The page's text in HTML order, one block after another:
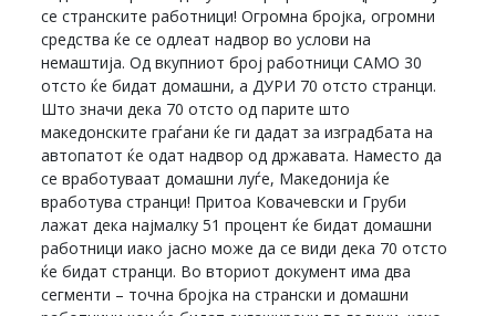
се странските работници! Огромна бројка, огромни
средства ќе се одлеат надвор во услови на
немаштија. Од вкупниот број работници САМО 30
отсто ќе бидат домашни, а ДУРИ 70 отсто странци.
Што значи дека 70 отсто од парите што
македонските граѓани ќе ги дадат за изградбата на
автопатот ќе одат надвор од државата. Наместо да
се вработуваат домашни луѓе, Македонија ќе
вработува странци! Притоа Ковачевски и Груби
лажат дека најмалку 51 процент ќе бидат домашни
работници иако јасно може да се види дека 70 отсто
ќе бидат странци. Во вториот документ има два
сегменти – точна бројка на странски и домашни